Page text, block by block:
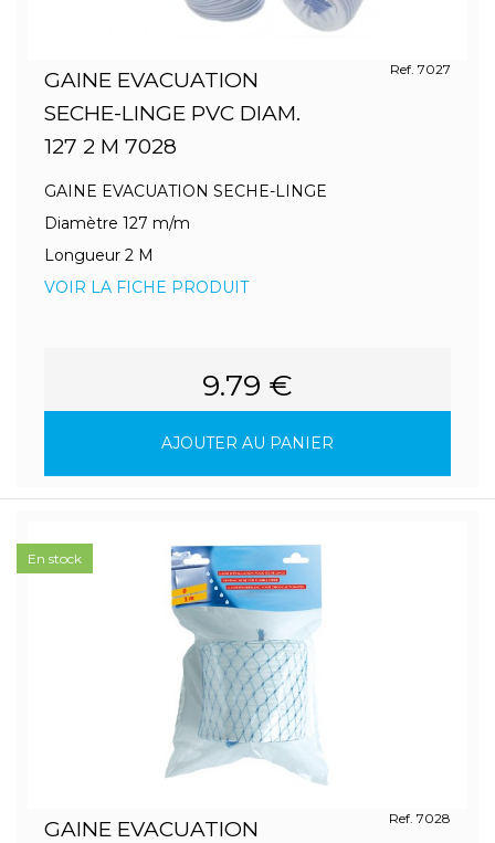
GAINE EVACUATION
SECHE-LINGE PVC DIAM.
127 2 M 7028
Ref. 7027
GAINE EVACUATION SECHE-LINGE
Diamètre 127 m/m
Longueur 2 M
VOIR LA FICHE PRODUIT
9.79 €
AJOUTER AU PANIER
GAINE EVACUATION
Ref. 7028
En stock